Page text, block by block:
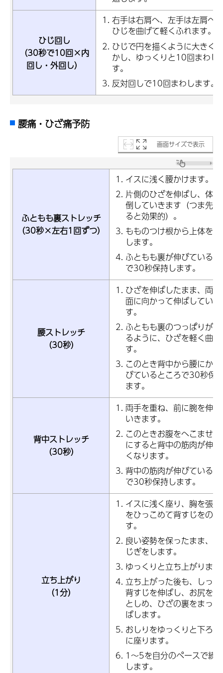
ひじ回し
（30秒で10回×内
回し・外回し）
右手は右肩へ、左手は左肩へ、
ひじを曲げて軽くふれます。
ひじで円を描くように大きく動
かし、ゆっくりと10回まわし
す。
反対回しで10回まわします。
腰痛・ひざ痛予防
画面サイズで表示
ふともも裏ストレッチ
（30秒×左右1回ずつ）
イスに浅く腰かけます。
片側のひざを伸ばし、体
倒していきます（つま先
ると効果的）。
もものつけ根から上体を
します。
ふともも裏が伸びている
で30秒保持します。
腰ストレッチ
（30秒）
ひざを伸ばしたまま、両
面に向かって伸ばしてい
す。
ふともも裏のつっぱりが
るように、ひざを軽く曲
す。
このとき背中から腰にか
びているところで30秒保
ます。
背中ストレッチ
（30秒）
両手を重ね、前に腕を伸
いきます。
このときお腹をへこませ
にすると背中の筋肉が伸
くなります。
背中の筋肉が伸びている
で30秒保持します。
立ち上がり
（1分）
イスに浅く座り、胸を張
をひっこめて背すじをの
す。
良い姿勢を保ったまま、
じぎをします。
ゆっくりと立ち上がりま
立ち上がった後も、しっ
背すじを伸ばし、お尻を
としめ、ひざの裏をまっ
ばします。
おしりをゆっくりと下ろ
に座ります。
1～5を自分のペースで繰
します。